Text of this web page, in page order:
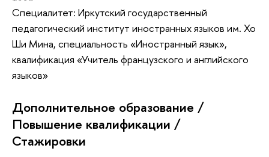
Специалитет: Иркутский государственный
педагогический институт иностранных языков им. Хо
Ши Мина, специальность «Иностранный язык»,
квалификация «Учитель французского и английского
языков»
Дополнительное образование /
Повышение квалификации /
Стажировки